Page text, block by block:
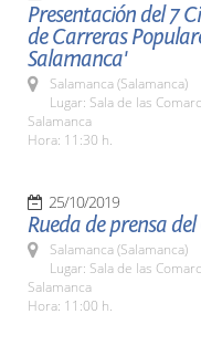
Presentación del 7
de Carreras
Salamanca'
Salamanca (Salamanca)
Lugar: Sala de las
Salamanca
Hora: 11:30 h.
25/10/2019
Rueda de prensa
Salamanca (Salamanca)
Lugar: Sala de las
Salamanca
Hora: 11:00 h.